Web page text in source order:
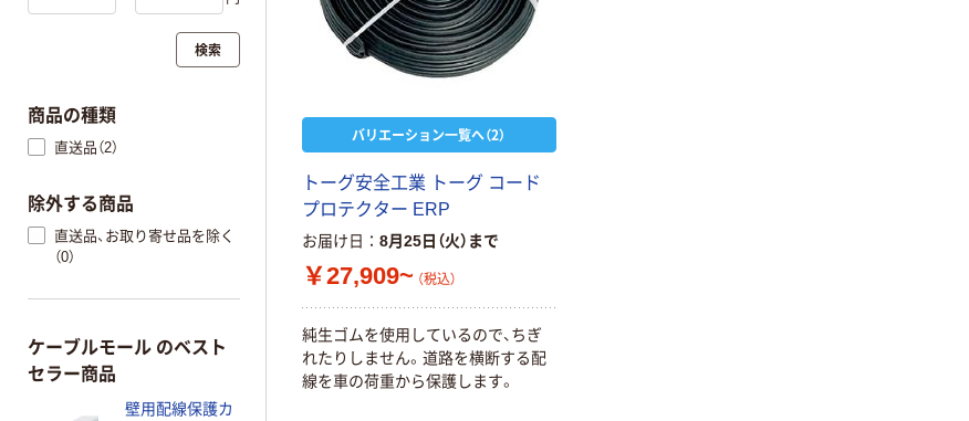
バリエーション一覧へ（2）
トーグ安全工業 トーグ コード
プロテクター ERP
お届け日 8月25日（火）まで
￥27,909~ （税込）
純生ゴムを使用しているので、ちぎ
れたりしません。道路を横断する配
線を車の荷重から保護します。
検索
商品の種類
直送品（2）
除外する商品
直送品、お取り寄せ品を除く
（0）
ケーブルモール のベスト
セラー商品
壁用配線保護カ